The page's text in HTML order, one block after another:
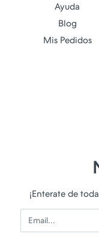
Ayuda
Blog
Mis Pedidos
¡Enterate de
Email